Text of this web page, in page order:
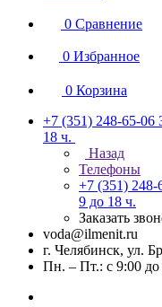
0 Сравнение
0 Избранное
0 Корзина
+7 (351) 248-65-06
18 ч.
Назад
Телефоны
+7 (351) 248-
9 до 18 ч.
Заказать
voda@ilmenit.ru
г. Челябинск, ул.
Пн. – Пт.: с 9:00 до